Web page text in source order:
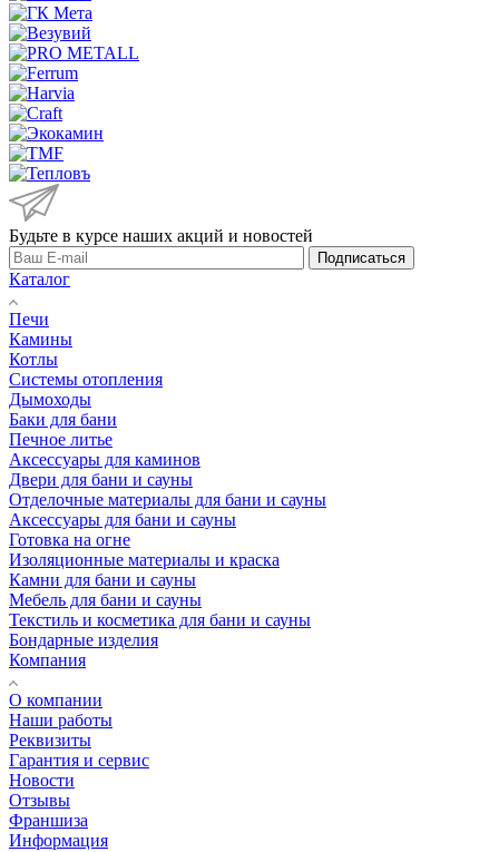
Будьте в курсе наших акций и новостей
Подписаться
Каталог
Печи
Камины
Котлы
Системы отопления
Дымоходы
Баки для бани
Печное литье
Аксессуары для каминов
Двери для бани и сауны
Отделочные материалы для бани и сауны
Аксессуары для бани и сауны
Готовка на огне
Изоляционные материалы и краска
Камни для бани и сауны
Мебель для бани и сауны
Текстиль и косметика для бани и сауны
Бондарные изделия
Компания
О компании
Наши работы
Реквизиты
Гарантия и сервис
Новости
Отзывы
Франшиза
Информация